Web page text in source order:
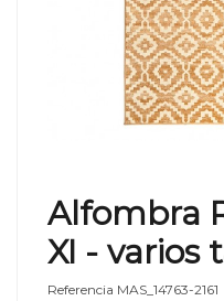
Alfombra
XI - varios
Referencia MAS_14763-2161